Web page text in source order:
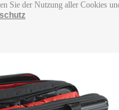
Sie der Nutzung aller Cookies